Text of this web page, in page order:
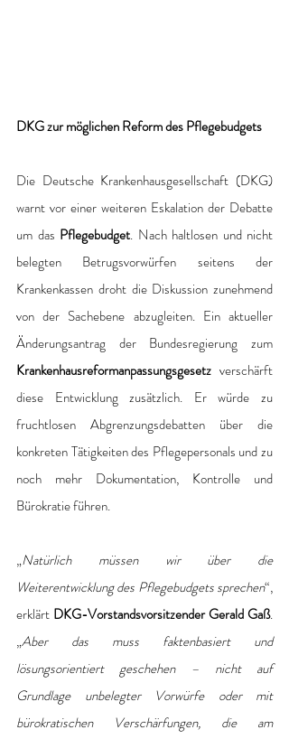
DKG zur möglichen Reform des Pflegebudgets
Die Deutsche Krankenhausgesellschaft (DKG)
warnt vor einer weiteren Eskalation der Debatte
um das Pflegebudget. Nach haltlosen und nicht
belegten Betrugsvorwürfen seitens der
Krankenkassen droht die Diskussion zunehmend
von der Sachebene abzugleiten. Ein aktueller
Krankenhausreformanpassungsgesetz verschärft
diese Entwicklung zusätzlich. Er würde zu
fruchtlosen Abgrenzungsdebatten über die
konkreten Tätigkeiten des Pflegepersonals und zu
noch mehr Dokumentation, Kontrolle und
Bürokratie führen.
„Natürlich müssen wir über die
Weiterentwicklung des Pflegebudgets sprechen“,
erklärt DKG-Vorstandsvorsitzender Gerald Gaß.
„Aber das muss faktenbasiert und
lösungsorientiert geschehen – nicht auf
Grundlage unbelegter Vorwürfe oder mit
bürokratischen Verschärfungen, die am